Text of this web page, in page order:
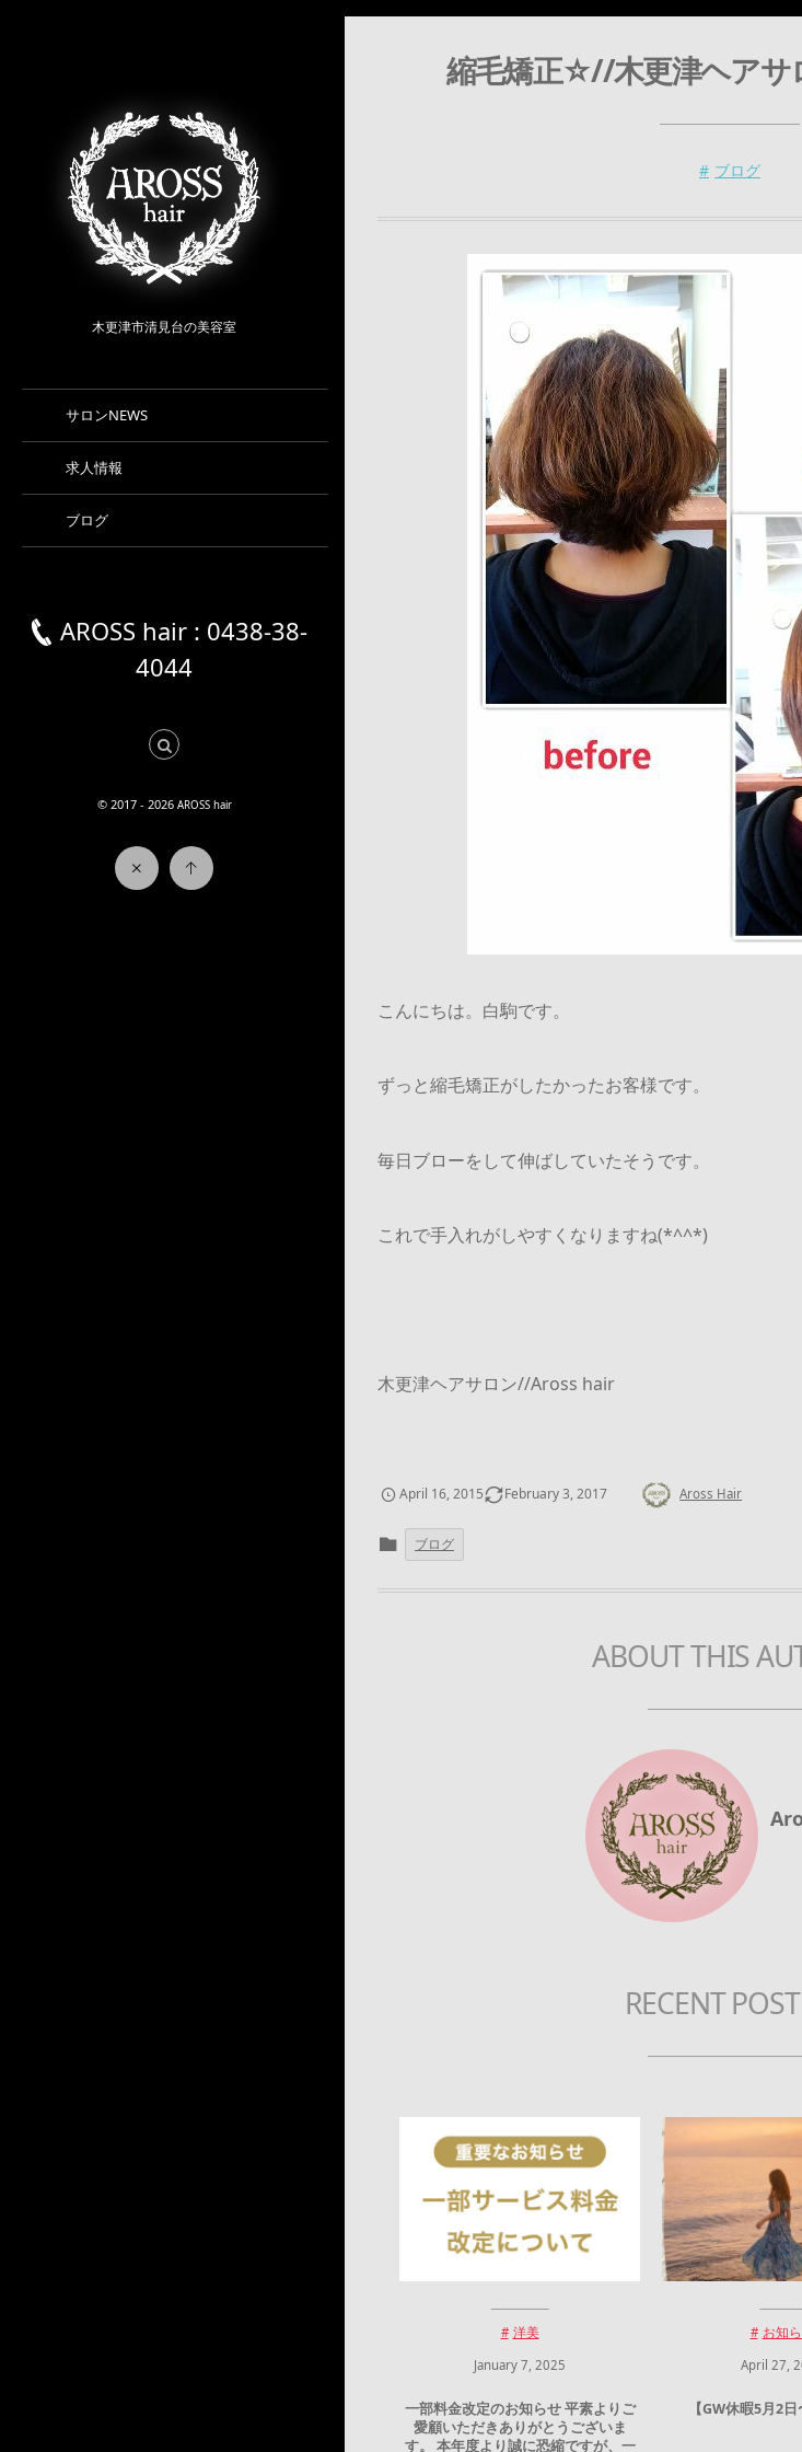
木更津市清見台の美容室
サロンNEWS
求人情報
ブログ
AROSS hair : 0438-38-
4044
© 2017 - 2026 AROSS hair
縮毛矯正☆//木更津ヘア
ブログ
こんにちは。白駒です。
ずっと縮毛矯正がしたかったお客様です。
毎日ブローをして伸ばしていたそうです。
これで手入れがしやすくなりますね(*^^*)
木更津ヘアサロン//Aross hair
April 16, 2015 February3,2017 Aross Hair
ブログ
ABOUT THIS
RECENT
洋美
January 7 2025
一部料金改定のお知らせ 平素よりご
愛顧いただきありがとうございま
す。 本年度より誠に恐縮ですが、一
お知
April 27
【GW休暇5月2日